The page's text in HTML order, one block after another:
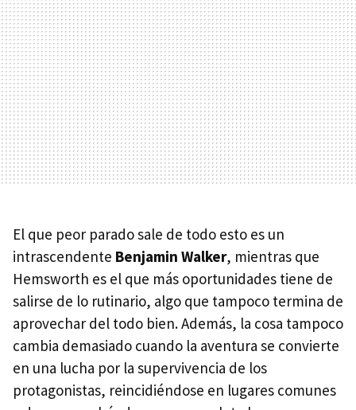
El que peor parado sale de todo esto es un
intrascendente Benjamin Walker, mientras que
Hemsworth es el que más oportunidades tiene de
salirse de lo rutinario, algo que tampoco termina de
aprovechar del todo bien. Además, la cosa tampoco
cambia demasiado cuando la aventura se convierte
en una lucha por la supervivencia de los
protagonistas, reincidiéndose en lugares comunes